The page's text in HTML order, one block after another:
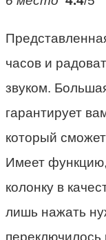
часов и
звуком.
гарантирует
который
Имеет
колонку в
лишь нажать